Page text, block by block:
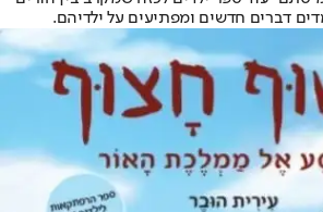
דברים חדשים ומפתיעים על ילדיהם.